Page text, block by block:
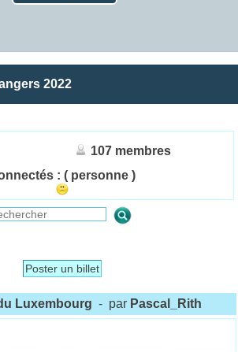
2022
107 membres
: ( personne )
Poster un billet
Luxembourg - par Pascal_Rith